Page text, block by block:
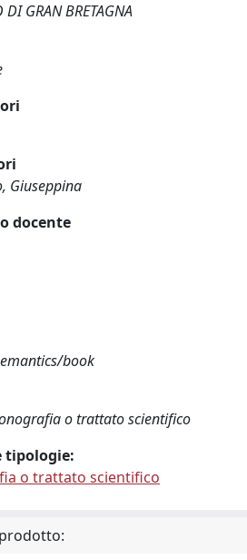
GRAN BRETAGNA
Giuseppina
docente
book
o trattato scientifico
tipologie:
o trattato scientifico